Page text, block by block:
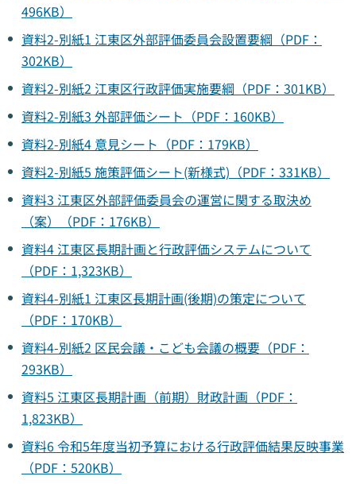
496KB）
資料2-別紙1 江東区外部評価委員会設置要綱（PDF：
302KB）
資料2-別紙2 江東区行政評価実施要綱（PDF：301KB）
資料2-別紙3 外部評価シート（PDF：160KB）
資料2-別紙4 意見シート（PDF：179KB）
資料2-別紙5 施策評価シート(新様式)（PDF：331KB）
資料3 江東区外部評価委員会の運営に関する取決め
（案）（PDF：176KB）
資料4 江東区長期計画と行政評価システムについて
（PDF：1,323KB）
資料4-別紙1 江東区長期計画(後期)の策定について
（PDF：170KB）
資料4-別紙2 区民会議・こども会議の概要（PDF：
293KB）
資料5 江東区長期計画（前期）財政計画（PDF：
1,823KB）
資料6 令和5年度当初予算における行政評価結果反映事業
（PDF：520KB）